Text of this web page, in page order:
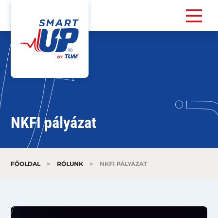
NKFI pályázat
FŐOLDAL > RÓLUNK > NKFI PÁLYÁZAT